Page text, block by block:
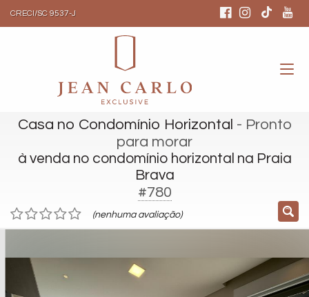
CRECI/SC 9537-J
Casa no Condomínio Horizontal - Pronto
para morar
à venda no condomínio horizontal na Praia
Brava
#780
(nenhuma avaliação)